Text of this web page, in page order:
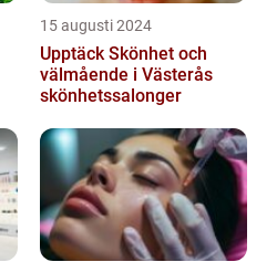
15 augusti 2024
Upptäck Skönhet och
välmående i Västerås
skönhetssalonger